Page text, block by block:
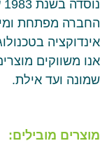
נוסדה בשנת 1983 ע”י שלמה ואמנון בן ארצי.
החברה מפתחת
אינדוקציה
אנו משווקים
שמונה ועד אילת.
מוצרים מובילים: